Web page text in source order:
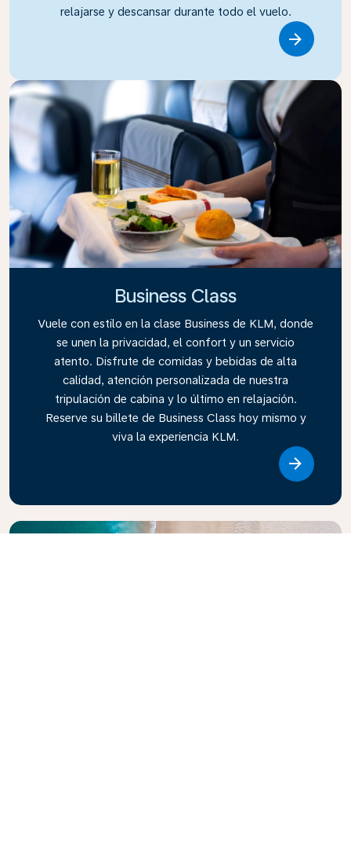
relajarse y descansar durante todo el vuelo.
Business Class
Vuele con estilo en la clase Business de KLM, donde
se unen la privacidad, el confort y un servicio
atento. Disfrute de comidas y bebidas de alta
calidad, atención personalizada de nuestra
tripulación de cabina y lo último en relajación.
Reserve su billete de Business Class hoy mismo y
viva la experiencia KLM.